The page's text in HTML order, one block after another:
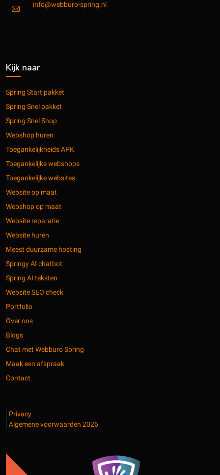
info@webburo-spring.nl
Kijk naar
Spring Start pakket
Spring Snel pakket
Spring Snel Shop
Webshop huren
Toegankelijkheids APK
Toegankelijke webshops
Toegankelijke websites
Website op maat
Webshop op maat
Website reparatie
Website huren
Meest duurzame hosting
Springy AI chatbot
Spring AI teksten
Website SEO check
Portfolio
Over ons
Blogs
Chat met Webburo Spring
Maak een afspraak
Contact
Privacy
Algemene voorwaarden 2026